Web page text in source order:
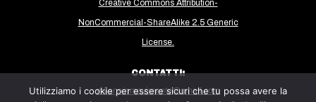
Creative Commons Attribution-
NonCommercial-ShareAlike 2.5 Generic
License.
CONTATTI:
milanoinmovimento@gmail.com
Utilizziamo i cookie per essere sicuri che tu possa avere la